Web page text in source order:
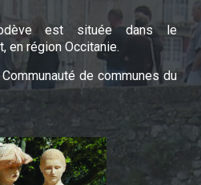
est située dans le
en région Occitanie.
de communes du